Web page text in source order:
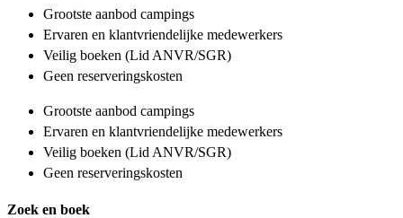
Grootste aanbod campings
Ervaren en klantvriendelijke medewerkers
Veilig boeken (Lid ANVR/SGR)
Geen reserveringskosten
Grootste aanbod campings
Ervaren en klantvriendelijke medewerkers
Veilig boeken (Lid ANVR/SGR)
Geen reserveringskosten
Zoek en boek